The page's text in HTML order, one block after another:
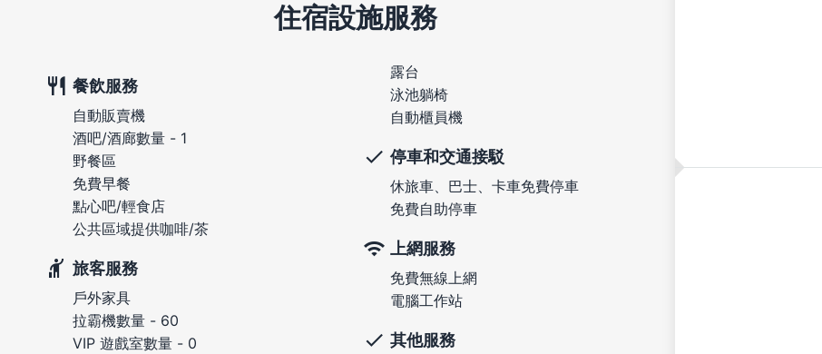
住宿設施服務
餐飲服務
自動販賣機
酒吧/酒廊數量 - 1
野餐區
免費早餐
點心吧/輕食店
公共區域提供咖啡/茶
旅客服務
戶外家具
拉霸機數量 - 60
VIP 遊戲室數量 - 0
露台
泳池躺椅
自動櫃員機
停車和交通接駁
休旅車、巴士、卡車免費停車
免費自助停車
上網服務
免費無線上網
電腦工作站
其他服務